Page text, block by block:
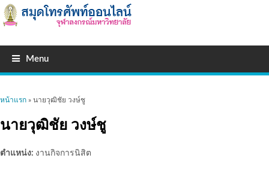
Menu
คุณอยู่ที่นี่
หน้าแรก » นายวุฒิชัย วงษ์ชู
นายวุฒิชัย วงษ์ชู
ตำแหน่ง: งานกิจการนิสิต